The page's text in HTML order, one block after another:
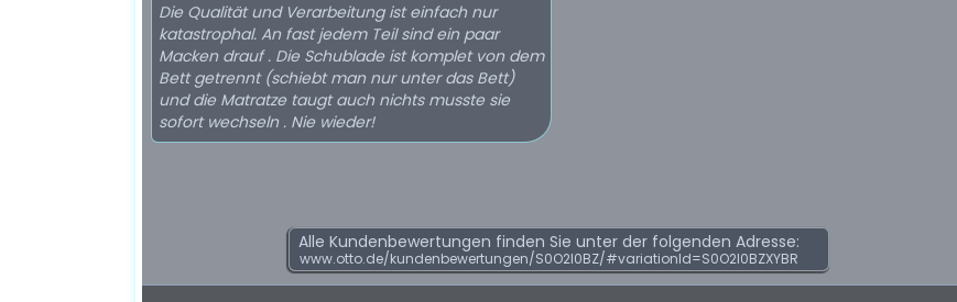
Die Qualität und Verarbeitung ist einfach nur
katastrophal. An fast jedem Teil sind ein paar
Macken drauf . Die Schublade ist komplet von dem
Bett getrennt (schiebt man nur unter das Bett)
und die Matratze taugt auch nichts musste sie
sofort wechseln . Nie wieder!
Alle Kundenbewertungen finden Sie unter der folgenden Adresse:
www.otto.de/kundenbewertungen/S0O2I0BZ/#variationId=S0O2I0BZXYBR